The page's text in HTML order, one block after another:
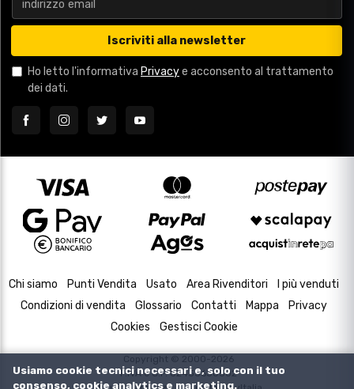
Iscriviti alla newsletter
Ho letto l'informativa Privacye acconsento al trattamento
dei dati.
Chi siamo Punti Vendita Usato Area Rivenditori
I più venduti
Condizioni di vendita
Glossario Contatti Mappa
Privacy
Cookies
Gestisci Cookie
Copyright © 2000-2026
P.IVA e C.F. 02433630502
Usiamo cookie tecnici necessari e, solo con il tuo
consenso, cookie analytics e marketing.